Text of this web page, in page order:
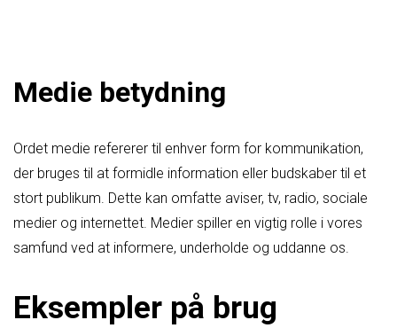
Medie betydning
Ordet medie refererer til enhver form for kommunikation,
der bruges til at formidle information eller budskaber til et
stort publikum. Dette kan omfatte aviser, tv, radio, sociale
medier og internettet. Medier spiller en vigtig rolle i vores
samfund ved at informere, underholde og uddanne os.
Eksempler på brug